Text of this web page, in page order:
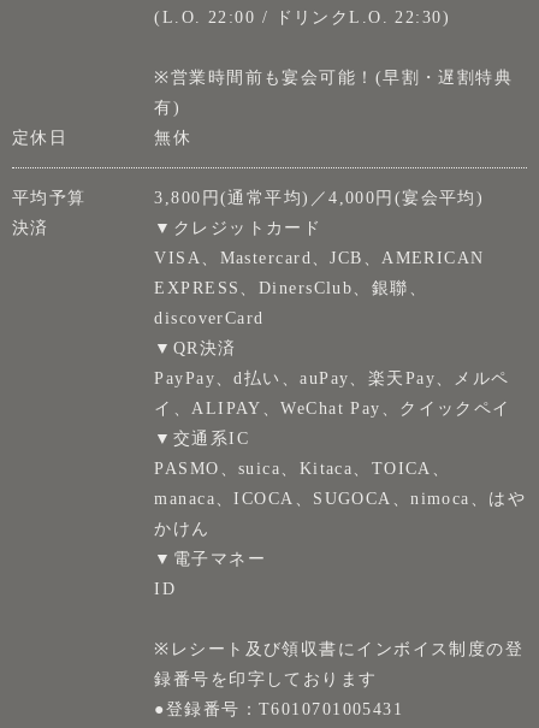
(L.O. 22:00 / ドリンクL.O. 22:30)
※営業時間前も宴会可能！(早割・遅割特典
有)
定休日
無休
平均予算
3,800円(通常平均)／4,000円(宴会平均)
決済
▼クレジットカード
VISA、Mastercard、JCB、AMERICAN
EXPRESS、DinersClub、銀聯、
discoverCard
▼QR決済
PayPay、d払い、auPay、楽天Pay、メルペ
イ、ALIPAY、WeChat Pay、クイックペイ
▼交通系IC
PASMO、suica、Kitaca、TOICA、
manaca、ICOCA、SUGOCA、nimoca、はや
かけん
▼電子マネー
ID
※レシート及び領収書にインボイス制度の登
録番号を印字しております
●登録番号：T6010701005431